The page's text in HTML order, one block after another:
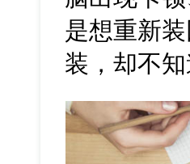
是想重新
装，却不